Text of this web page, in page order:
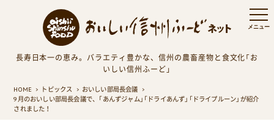
長寿日本一の恵み。バラエティ豊かな、信州の農畜産物と食文化「お
いしい信州ふーど」
HOME トピックス
おいしい部局長会議
9月のおいしい部局長会議で、「あんずジャム」「ドライあんず」「ドライプルーン」が紹介
されました！